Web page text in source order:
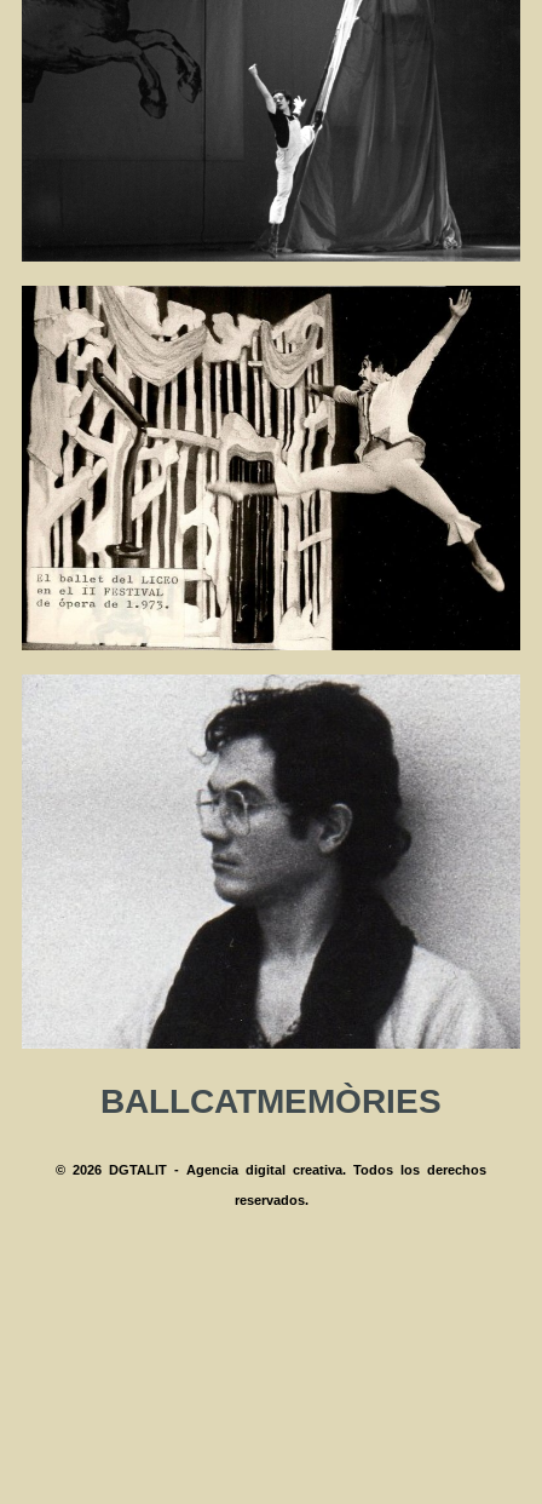
BALLCATMEMÒRIES
© 2026 DGTALIT - Agencia digital creativa. Todos los derechos
reservados.